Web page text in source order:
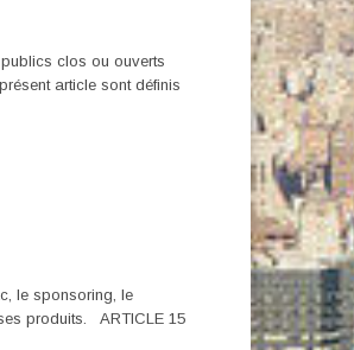
clos ou ouverts
article sont définis
le sponsoring, le
produits. ARTICLE 15